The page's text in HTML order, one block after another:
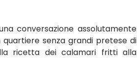
conversazione assolutamente
senza grandi pretese di
ricetta dei calamari fritti alla